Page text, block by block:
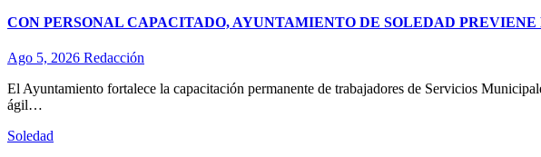
CON PERSONAL CAPACITADO, AYUNTAMIENTO DE SOLEDAD
Ago 5, 2026 Redacción
El Ayuntamiento fortalece la capacitación permanente de trabajadores de Servicios
ágil…
Soledad